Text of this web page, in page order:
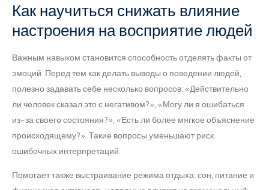
Как научиться снижать влияние
настроения на восприятие людей
Важным навыком становится способность отделять факты от
эмоций. Перед тем как делать выводы о поведении людей,
полезно задавать себе несколько вопросов: «Действительно
ли человек сказал это с негативом?», «Могу ли я ошибаться
из-за своего состояния?», «Есть ли более мягкое объяснение
происходящему?». Такие вопросы уменьшают риск
ошибочных интерпретаций.
Помогает также выстраивание режима отдыха: сон, питание и